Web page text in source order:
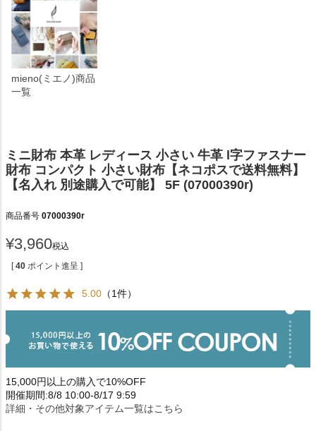
mieno(ミエノ)商品
一覧
ミニ財布 本革 レディース 小さい 牛革 l字ファスナー
財布 コンパクト 小さい財布【ネコポスで送料無料】
【名入れ 別途購入で可能】 5F (07000390r)
商品番号 07000390r
¥3,960税込
[ 40 ポイント進呈 ]
5.00 （1件）
15,000円以上の購入で10%OFF
開催期間:8/8 10:00-8/17 9:59
詳細・その他対象アイテム一覧はこちら